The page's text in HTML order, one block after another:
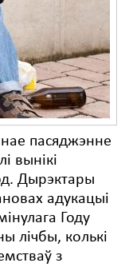
пасяджэнне
вынікі
Дырэктары
адукацыі
Году
лічбы, колькі
з